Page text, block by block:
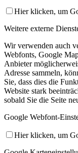
Hier klicken, um
Weitere externe
Wir verwenden auch
Webfonts, Google
Anbieter
Adresse sammeln,
Sie, dass dies die
Website stark
sobald Sie die Seite
Google Webfont-
Hier klicken, um